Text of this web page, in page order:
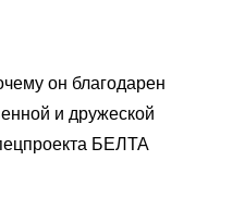
он благодарен
и дружеской
БЕЛТА